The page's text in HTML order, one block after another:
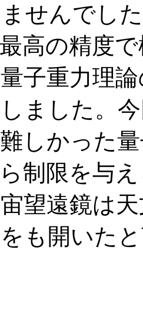
せんでし
高の精度
子重力理
ました。
しかった
制限を与
望遠鏡は
も開いた